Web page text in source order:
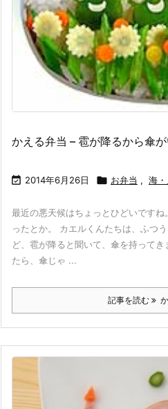
かえる弁当 – 雹が降るから傘
 2014年6月26日  お弁当 , 海
最近の悪天候はちょっとひどいです
ったとか。 カエルくんたちは、ふつ
ど、雹が降ると聞いて、傘を持って
たら、傘じゃ ...
記事を読む